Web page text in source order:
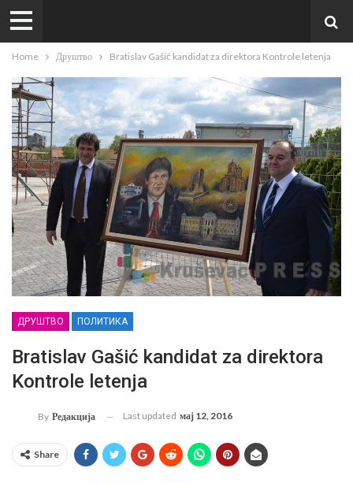
Home Друштво Bratislav Gašić kandidat za direktora Kontrole letenja
ДРУШТВО ПОЛИТИКА
Bratislav Gašić kandidat za direktora
Kontrole letenja
By Редакција Last updated мај 12, 2016
Share